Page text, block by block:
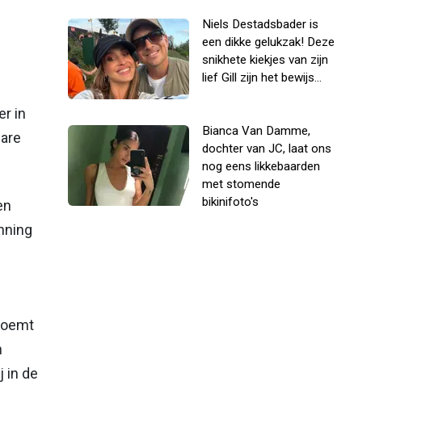
in
in de
Niels Destadsbader is
een dikke gelukzak! Deze
snikhete kiekjes van zijn
lief Gill zijn het bewijs...
Bianca Van Damme,
dochter van JC, laat ons
nog eens likkebaarden
met stomende
bikinifoto's